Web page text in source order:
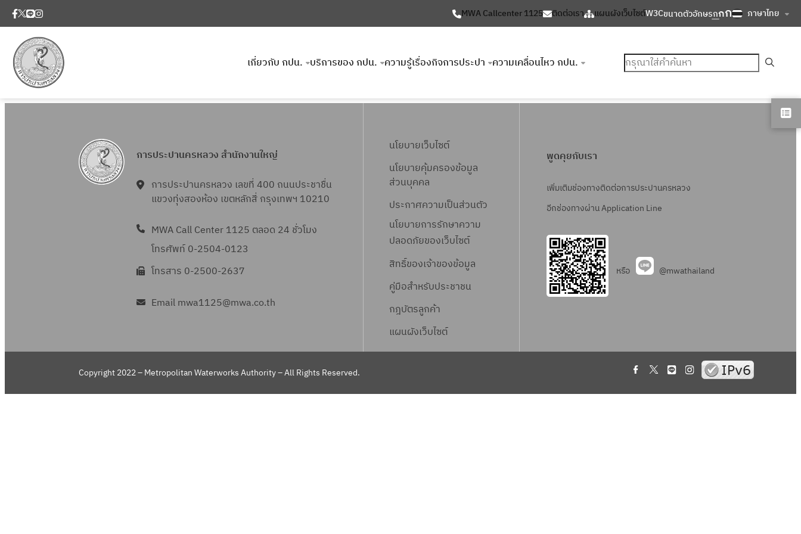
MWA Callcenter 1125 ติดต่อเรา แผนผังเว็บไซต์W3Cขนาดตัวอักษรกกก ภาษาไทย
เกี่ยวกับ กปน. บริการของ กปน. ความรู้เรื่องกิจการประปา ความเคลื่อนไหว กปน. ค้นหา
การประปานครหลวง สำนักงานใหญ่
การประปานครหลวง เลขที่ 400 ถนนประชาชื่น
แขวงทุ่งสองห้อง เขตหลักสี่ กรุงเทพฯ 10210
MWA Call Center 1125 ตลอด 24 ชั่วโมง
โทรศัพท์ 0-2504-0123
โทรสาร 0-2500-2637
Email mwa1125@mwa.co.th
นโยบายเว็บไซต์
นโยบายคุ้มครองข้อมูล
ส่วนบุคคล
ประกาศความเป็นส่วนตัว
นโยบายการรักษาความ
ปลอดภัยของเว็บไซต์
สิทธิ์ของเจ้าของข้อมูล
คู่มือสำหรับประชาชน
กฎบัตรลูกค้า
แผนผังเว็บไซต์
พูดคุยกับเรา
เพิ่มเติมช่องทางติดต่อการประปานครหลวง
อีกช่องทางผ่าน Application Line
หรือ @mwathailand
Copyright 2022 – Metropolitan Waterworks Authority – All Rights Reserved. . . . .